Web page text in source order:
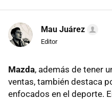
Mau Juárez
Editor
Mazda, además de tener
ventas, también destaca
enfocados en el deporte.